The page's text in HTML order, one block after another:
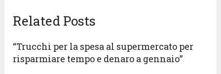
Related Posts
“Trucchi per la spesa al supermercato per
risparmiare tempo e denaro a gennaio”